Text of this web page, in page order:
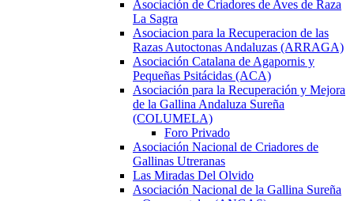
Asociación de Criadores de Aves de Raza
La Sagra
Asociacion para la Recuperacion de las
Razas Autoctonas Andaluzas (ARRAGA)
Asociación Catalana de Agapornis y
Pequeñas Psitácidas (ACA)
Asociación para la Recuperación y Mejora
de la Gallina Andaluza Sureña
(COLUMELA)
Foro Privado
Asociación Nacional de Criadores de
Gallinas Utreranas
Las Miradas Del Olvido
Asociación Nacional de la Gallina Sureña